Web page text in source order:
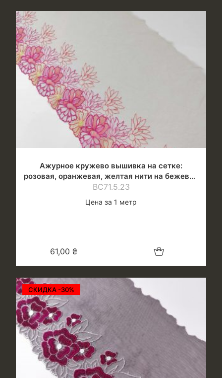
Ажурное кружево вышивка на сетке:
розовая, оранжевая, желтая нити на бежевой
сетке
ВС71.5.23
Цена за 1 метр
61,00 ₴ Добавить в корзину
СКИДКА -30%